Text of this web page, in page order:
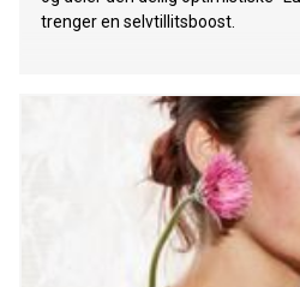
trenger en selvtillitsboost.